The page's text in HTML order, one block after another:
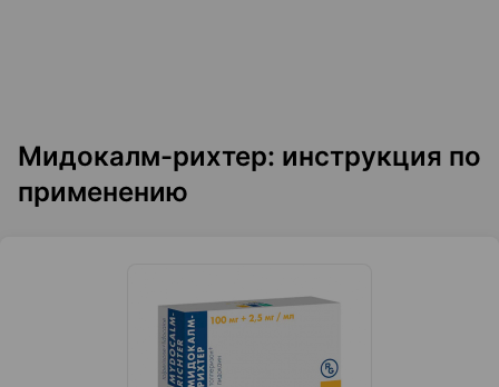
Мидокалм-рихтер: инструкция по
применению